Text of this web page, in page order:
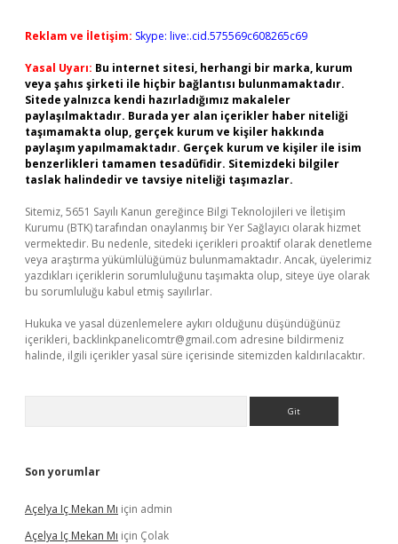
Reklam ve İletişim: Skype: live:.cid.575569c608265c69
Yasal Uyarı: Bu internet sitesi, herhangi bir marka, kurum
veya şahıs şirketi ile hiçbir bağlantısı bulunmamaktadır.
Sitede yalnızca kendi hazırladığımız makaleler
paylaşılmaktadır. Burada yer alan içerikler haber niteliği
taşımamakta olup, gerçek kurum ve kişiler hakkında
paylaşım yapılmamaktadır. Gerçek kurum ve kişiler ile isim
benzerlikleri tamamen tesadüfidir. Sitemizdeki bilgiler
taslak halindedir ve tavsiye niteliği taşımazlar.
Sitemiz, 5651 Sayılı Kanun gereğince Bilgi Teknolojileri ve İletişim
Kurumu (BTK) tarafından onaylanmış bir Yer Sağlayıcı olarak hizmet
vermektedir. Bu nedenle, sitedeki içerikleri proaktif olarak denetleme
veya araştırma yükümlülüğümüz bulunmamaktadır. Ancak, üyelerimiz
yazdıkları içeriklerin sorumluluğunu taşımakta olup, siteye üye olarak
bu sorumluluğu kabul etmiş sayılırlar.
Hukuka ve yasal düzenlemelere aykırı olduğunu düşündüğünüz
içerikleri, backlinkpanelicomtr@gmail.com adresine bildirmeniz
halinde, ilgili içerikler yasal süre içerisinde sitemizden kaldırılacaktır.
Son yorumlar
Açelya Iç Mekan Mı için admin
Açelya Iç Mekan Mı için Çolak